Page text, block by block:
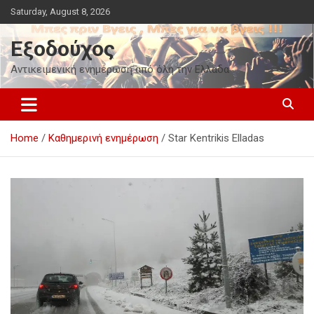
Skip
to
content
Saturday, August 8, 2026
Εξοδούχος
Αντικειμενική ενημέρωση από όλη την Ελλάδα
Home Καθημερινή ενημέρωση Star Kentrikis Elladas